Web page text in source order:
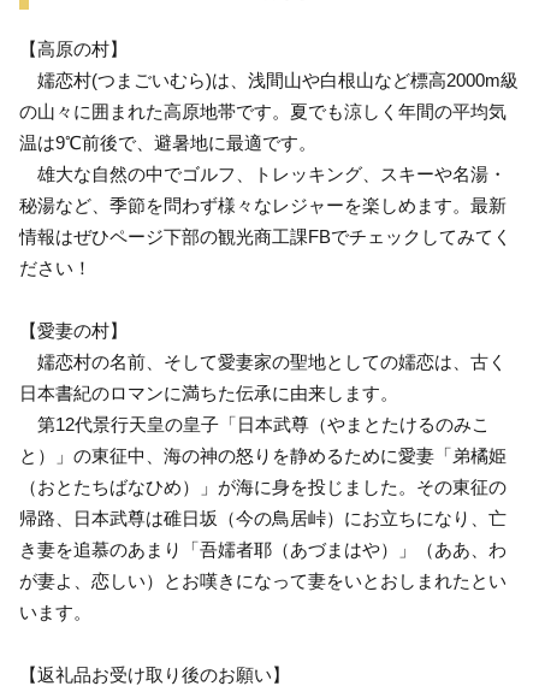
【高原の村】
嬬恋村(つまごいむら)は、浅間山や白根山など標高2000m級
の山々に囲まれた高原地帯です。夏でも涼しく年間の平均気
温は9℃前後で、避暑地に最適です。
雄大な自然の中でゴルフ、トレッキング、スキーや名湯・
秘湯など、季節を問わず様々なレジャーを楽しめます。最新
情報はぜひページ下部の観光商工課FBでチェックしてみてく
ださい！
【愛妻の村】
嬬恋村の名前、そして愛妻家の聖地としての嬬恋は、古く
日本書紀のロマンに満ちた伝承に由来します。
第12代景行天皇の皇子「日本武尊（やまとたけるのみこ
と）」の東征中、海の神の怒りを静めるために愛妻「弟橘姫
（おとたちばなひめ）」が海に身を投じました。その東征の
帰路、日本武尊は碓日坂（今の鳥居峠）にお立ちになり、亡
き妻を追慕のあまり「吾嬬者耶（あづまはや）」（ああ、わ
が妻よ、恋しい）とお嘆きになって妻をいとおしまれたとい
います。
【返礼品お受け取り後のお願い】